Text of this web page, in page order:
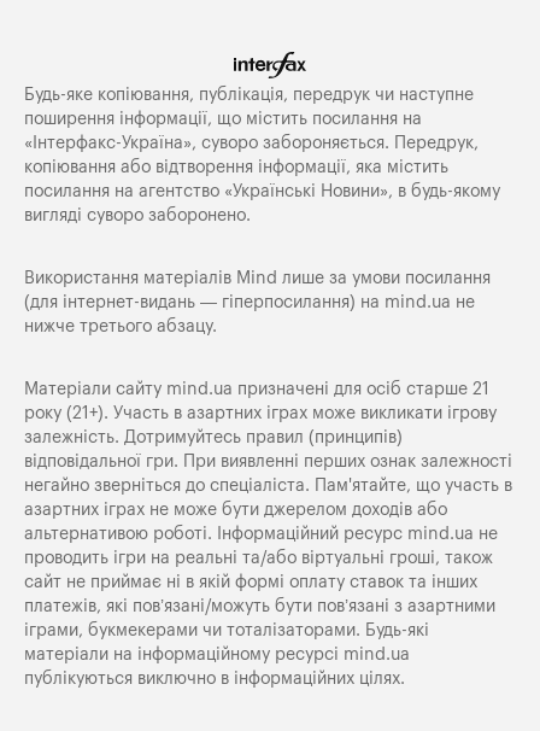
Будь-яке копiювання, публiкацiя, передрук чи наступне
поширення iнформацiї, що мiстить посилання на
«Iнтерфакс-Україна», суворо забороняється. Передрук,
копіювання або відтворення інформації, яка містить
посилання на агентство «Українські Новини», в будь-якому
вигляді суворо заборонено.
Використання матеріалів Mind лише за умови посилання
(для інтернет-видань — гіперпосилання) на mind.ua не
нижче третього абзацу.
Матеріали сайту mind.ua призначені для осіб старше 21
року (21+). Участь в азартних іграх може викликати ігрову
залежність. Дотримуйтесь правил (принципів)
відповідальної гри. При виявленні перших ознак залежності
негайно зверніться до спеціаліста. Пам'ятайте, що участь в
азартних іграх не може бути джерелом доходів або
альтернативою роботі. Інформаційний ресурс mind.ua не
проводить ігри на реальні та/або віртуальні гроші, також
сайт не приймає ні в якій формі оплату ставок та інших
платежів, які пов’язані/можуть бути пов’язані з азартними
іграми, букмекерами чи тоталізаторами. Будь-які
матеріали на інформаційному ресурсі mind.ua
публікуються виключно в інформаційних цілях.